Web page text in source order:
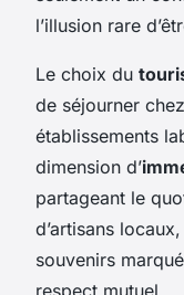
l’illusion rare
Le choix du
de séjourner
établissements
dimension d’
partageant le
d’artisans
souvenirs
respect mutuel.